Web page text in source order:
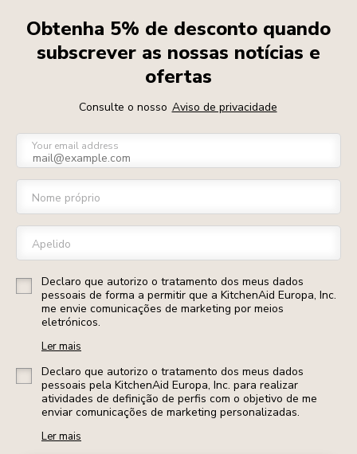
Obtenha 5% de desconto quando
subscrever as nossas notícias e
ofertas
Consulte o nosso Aviso de privacidade
Your email address
Nome próprio
Apelido
Declaro que autorizo o tratamento dos meus dados
pessoais de forma a permitir que a KitchenAid Europa, Inc.
me envie comunicações de marketing por meios
eletrónicos.
Ler mais
Declaro que autorizo o tratamento dos meus dados
pessoais pela KitchenAid Europa, Inc. para realizar
atividades de definição de perfis com o objetivo de me
enviar comunicações de marketing personalizadas.
Ler mais